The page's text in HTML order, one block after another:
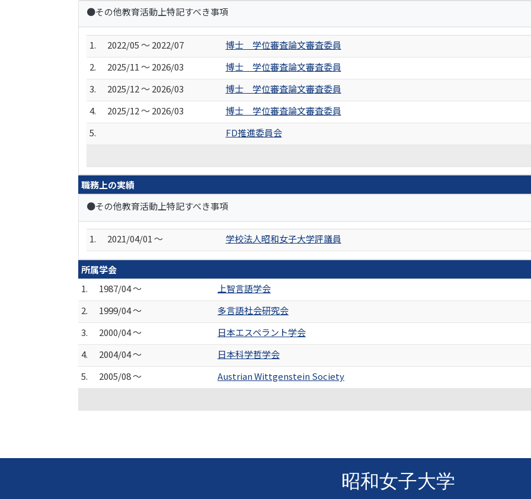
●その他教育活動上特記すべき事項
1. 2022/05 ～ 2022/07
博士 学位審査論文審査委員
2.
2025/11 ～ 2026/03
博士 学位審査論文審査委員
3.
2025/12 ～ 2026/03
博士 学位審査論文審査委員
4.
2025/12 ～ 2026/03
博士 学位審査論文審査委員
5.
FD推進委員会
職務上の実績
●その他教育活動上特記すべき事項
1. 2021/04/01 ～ 学校法人昭和女子大学評議員
所属学会
1.
1987/04 ～
上智言語学会
2.
1999/04 ～
多言語社会研究会
3.
2000/04 ～
日本エスペラント学会
4.
2004/04 ～
日本科学哲学会
5.
2005/08 ～ Austrian Wittgenstein Society
昭和女子大学